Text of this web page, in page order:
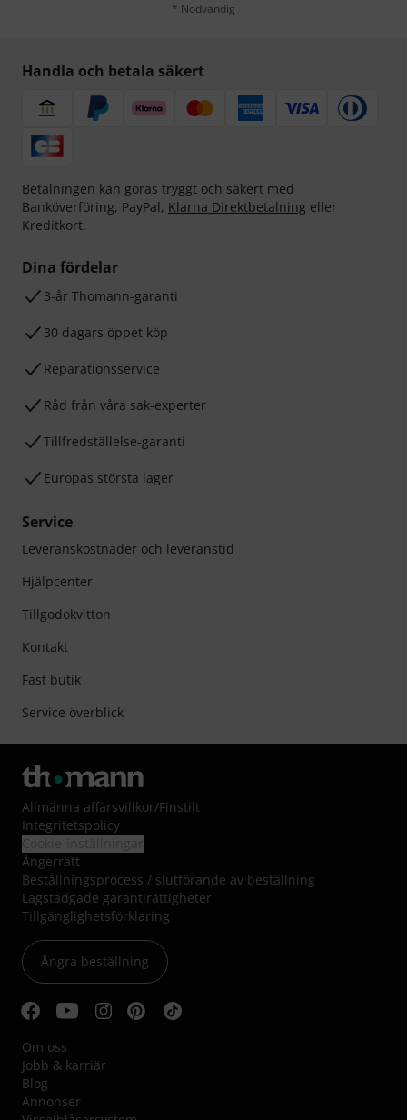
* Nödvändig
Handla och betala säkert
Betalningen kan göras tryggt och säkert med
Banköverföring, PayPal, Klarna Direktbetalning eller
Kreditkort.
Dina fördelar
3-år Thomann-garanti
30 dagars öppet köp
Reparationsservice
Råd från våra sak-experter
Tillfredställelse-garanti
Europas största lager
Service
Leveranskostnader och leveranstid
Hjälpcenter
Tillgodokvitton
Kontakt
Fast butik
Service överblick
Allmänna affärsvillkor/Finstilt
Integritetspolicy
Ångerrätt
Beställningsprocess / slutförande av beställning
Lagstadgade garantirättigheter
Tillgänglighetsförklaring
Ångra beställning
Om oss
Jobb & karriär
Blog
Annonser